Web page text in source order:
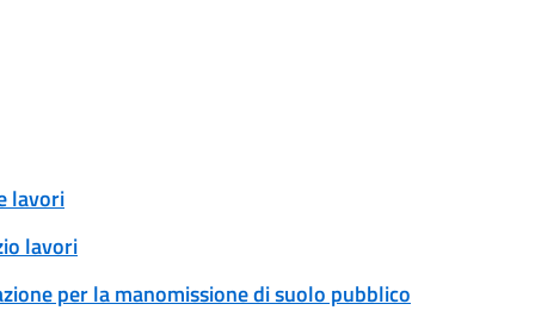
lavori
lavori
per la manomissione di suolo pubblico